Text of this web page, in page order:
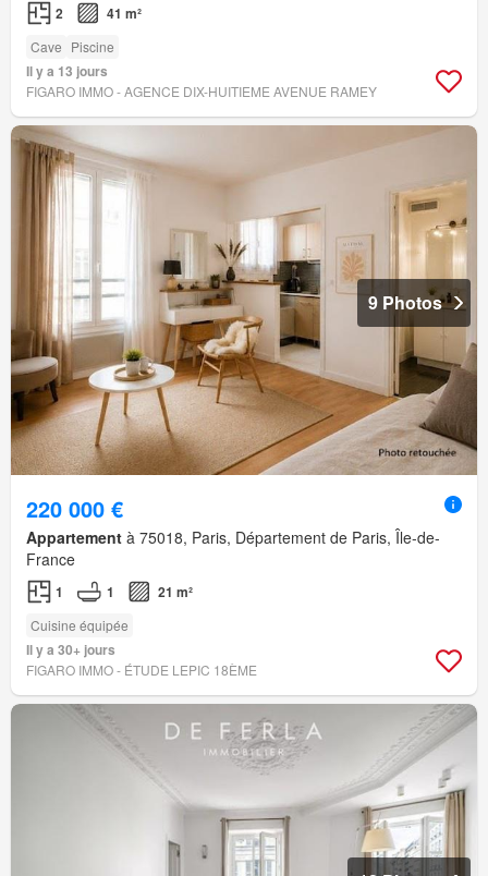
2 41 m²
Cave Piscine
Il y a 13 jours
FIGARO IMMO - AGENCE DIX-HUITIEME AVENUE RAMEY
9 Photos
220 000 €
Appartement à 75018, Paris, Département de Paris, Île-de-
France
1 1 21 m²
Cuisine équipée
Il y a 30+ jours
FIGARO IMMO - ÉTUDE LEPIC 18ÈME